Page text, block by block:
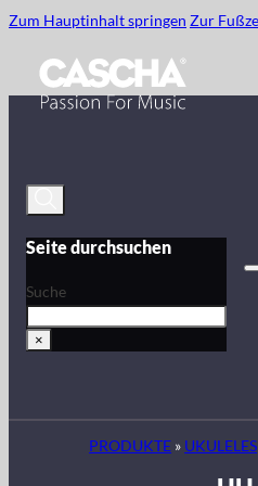
Zum Hauptinhalt springen Zur
Seite durchsuchen
Suche
×
PRODUKTE » UKULELES